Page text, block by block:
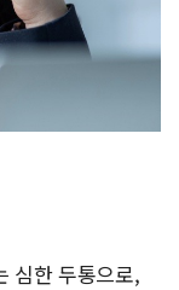
심한 두통으로,